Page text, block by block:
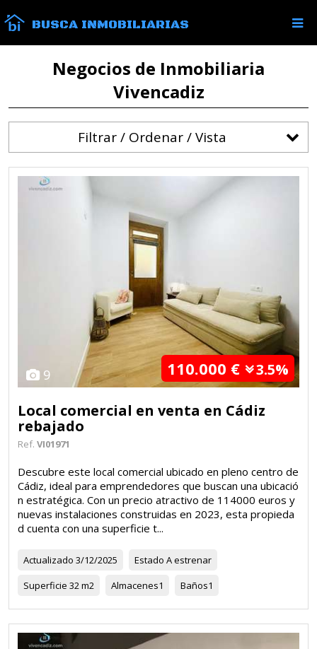
BUSCA INMOBILIARIAS
Negocios de Inmobiliaria
Vivencadiz
Filtrar / Ordenar / Vista
9 110.000 € 3.5%
Local comercial en venta en Cádiz
rebajado
Ref. VI01971
Descubre este local comercial ubicado en pleno centro de
Cádiz, ideal para emprendedores que buscan una ubicació
n estratégica. Con un precio atractivo de 114000 euros y
nuevas instalaciones construidas en 2023, esta propieda
d cuenta con una superficie t...
Actualizado 3/12/2025 Estado A estrenar
Superficie 32 m2 Almacenes1 Baños1